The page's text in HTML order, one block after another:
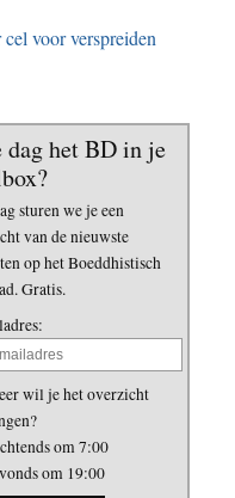
voor verspreiden
dag het BD in je
sturen we je een
van de nieuwste
op het Boeddhistisch
Gratis.
wil je het overzicht
om 7:00
om 19:00